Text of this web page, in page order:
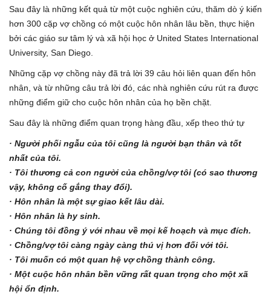
Sau đây là những kết quả từ một cuộc nghiên cứu, thăm dò ý kiến
hơn 300 cặp vợ chồng có một cuộc hôn nhân lâu bền, thực hiện
bởi các giáo sư tâm lý và xã hội học ở United States International
University, San Diego.
Những cặp vợ chồng này đã trả lời 39 câu hỏi liên quan đến hôn
nhân, và từ những câu trả lời đó, các nhà nghiên cứu rút ra được
những điểm giữ cho cuộc hôn nhân của họ bền chặt.
Sau đây là những điểm quan trọng hàng đầu, xếp theo thứ tự
· Người phối ngẫu của tôi cũng là người bạn thân và tốt
nhất của tôi.
· Tôi thương cả con người của chồng/vợ tôi (có sao thương
vậy, không cố gắng thay đổi).
· Hôn nhân là một sự giao kết lâu dài.
· Hôn nhân là hy sinh.
· Chúng tôi đồng ý với nhau về mọi kế hoạch và mục đích.
· Chồng/vợ tôi càng ngày càng thú vị hơn đối với tôi.
· Tôi muốn có một quan hệ vợ chồng thành công.
· Một cuộc hôn nhân bền vững rất quan trọng cho một xã
hội ổn định.